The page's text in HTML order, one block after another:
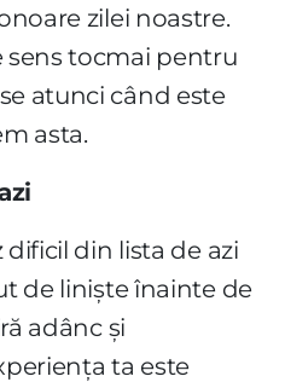
zilei noastre.
sens tocmai pentru
atunci când este
asta.
din lista de azi
de liniște înainte de
adânc și
ta este